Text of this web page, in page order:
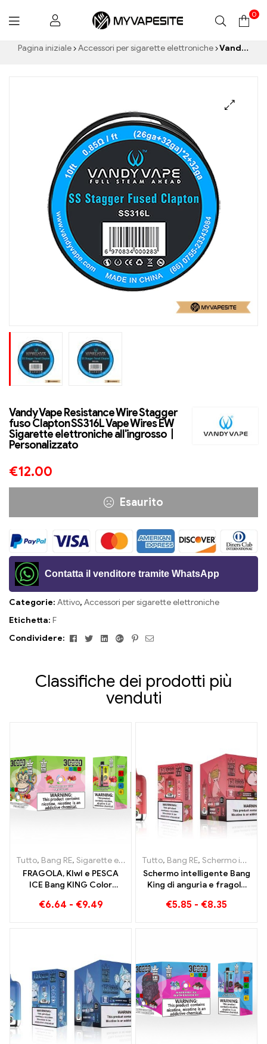
Myvapesite.de
0
Pagina iniziale Accessori per sigarette elettroniche Vandy Vape Resistance Wire Stagger fuso Clapton SS316L Vape Wires EW Sigarette elettroniche all'ingrosso丨Personalizzato
Vandy Vape Resistance Wire Stagger
fuso Clapton SS316L Vape Wires EW
Sigarette elettroniche all'ingrosso丨
Personalizzato
€12.00
Esaurito
Contatta il venditore tramite WhatsApp
Categorie: Attivo, Accessori per sigarette elettroniche
Etichetta: F
Condividere:
FacebookTwitterLinkedinGoogle+Pinterest
E-
Classifiche dei prodotti più
venduti
Tutto, Bang RE, Sigarette elettroniche usa e getta Lituania ,
FRAGOLA, KIwI e PESCA
ICE Bang KING Color
Elettronica Usa e Getta
€6.64 - €9.49
Tutto, Bang RE, Schermo intelligente Bang King 15000 Soffio
Schermo intelligente Bang
King di anguria e fragola
piacere rilassante della
€5.85 - €8.35